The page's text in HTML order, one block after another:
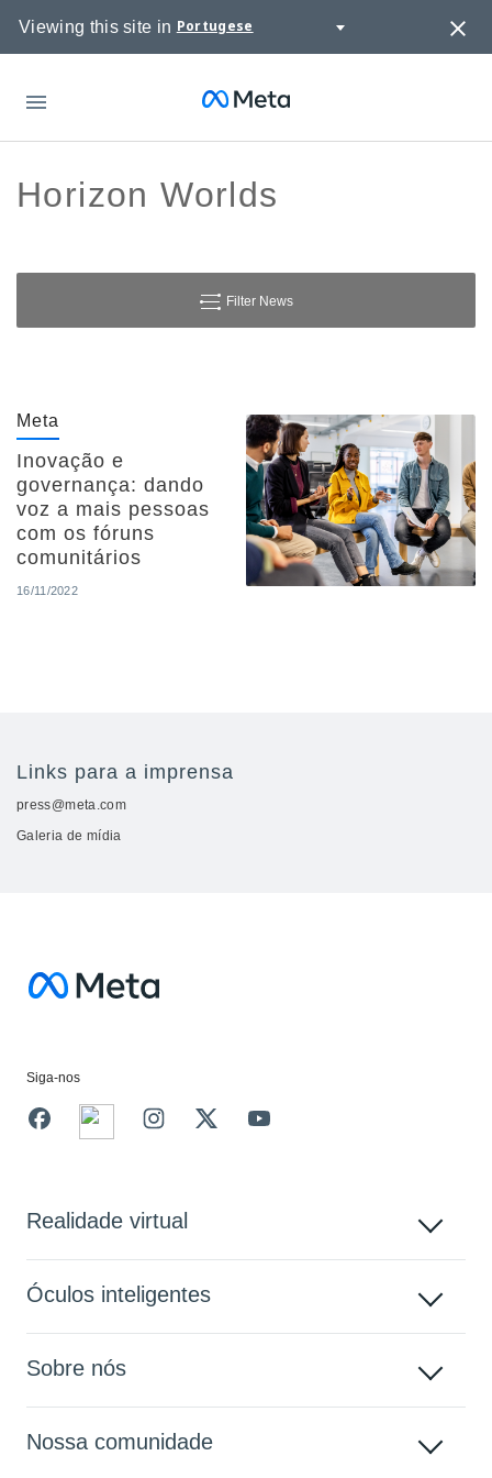
Viewing this site in Portugese
Meta
Horizon Worlds
Filter News
Meta
Inovação e
governança: dando
voz a mais pessoas
com os fóruns
comunitários
16/11/2022
Links para a imprensa
press@meta.com
Galeria de mídia
Facebook
Realidade virtual
Óculos inteligentes
Sobre nós
Nossa comunidade
Siga-nos